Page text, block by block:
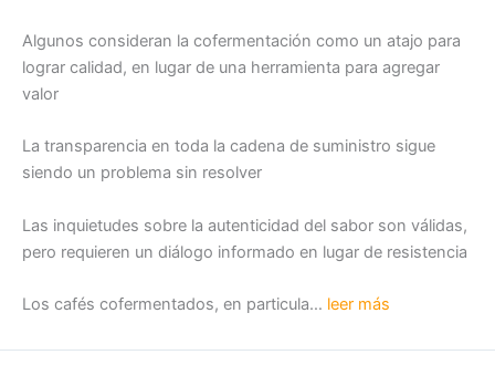
Algunos consideran la cofermentación como un atajo para
lograr calidad, en lugar de una herramienta para agregar
valor
La transparencia en toda la cadena de suministro sigue
siendo un problema sin resolver
Las inquietudes sobre la autenticidad del sabor son válidas,
pero requieren un diálogo informado en lugar de resistencia
Los cafés cofermentados, en particula… leer más